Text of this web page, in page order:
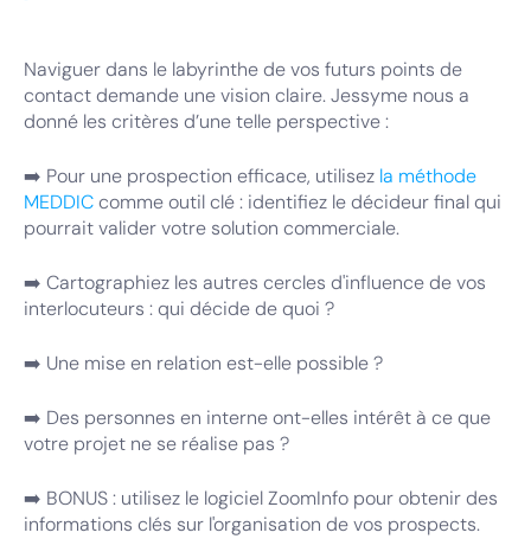
Naviguer dans le labyrinthe de vos futurs points de
contact demande une vision claire. Jessyme nous a
donné les critères d’une telle perspective :
➡️ Pour une prospection efficace, utilisez la méthode
MEDDICcomme outil clé : identifiez le décideur final qui
pourrait valider votre solution commerciale.
➡️ Cartographiez les autres cercles d'influence de vos
interlocuteurs : qui décide de quoi ?
➡️ Une mise en relation est-elle possible ?
➡️ Des personnes en interne ont-elles intérêt à ce que
votre projet ne se réalise pas ?
➡️ BONUS : utilisez le logiciel ZoomInfo pour obtenir des
informations clés sur l'organisation de vos prospects.